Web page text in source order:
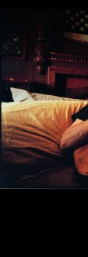
Willie Nelson
Home News
Willie Nelson